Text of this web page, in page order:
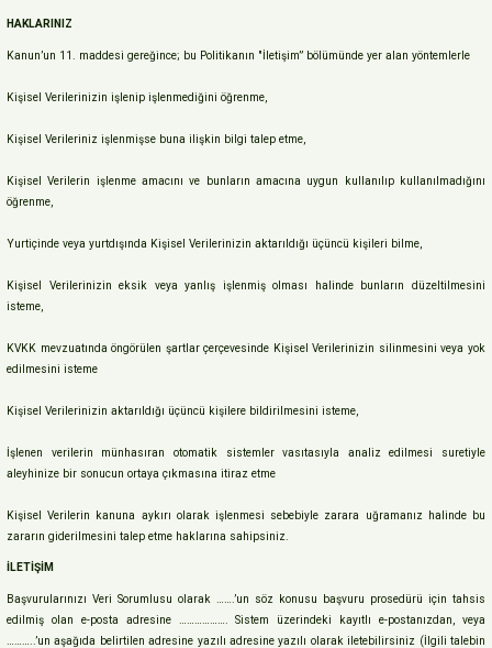
HAKLARINIZ
Kanun’un 11. maddesi gereğince; bu Politikanın "İletişim” bölümünde yer alan yöntemlerle
Kişisel Verilerinizin işlenip işlenmediğini öğrenme,
Kişisel Verileriniz işlenmişse buna ilişkin bilgi talep etme,
Kişisel Verilerin işlenme amacını ve bunların amacına uygun kullanılıp kullanılmadığını
öğrenme,
Yurtiçinde veya yurtdışında Kişisel Verilerinizin aktarıldığı üçüncü kişileri bilme,
Kişisel Verilerinizin eksik veya yanlış işlenmiş olması halinde bunların düzeltilmesini
isteme,
KVKK mevzuatında öngörülen şartlar çerçevesinde Kişisel Verilerinizin silinmesini veya yok
edilmesini isteme
Kişisel Verilerinizin aktarıldığı üçüncü kişilere bildirilmesini isteme,
İşlenen verilerin münhasıran otomatik sistemler vasıtasıyla analiz edilmesi suretiyle
aleyhinize bir sonucun ortaya çıkmasına itiraz etme
Kişisel Verilerin kanuna aykırı olarak işlenmesi sebebiyle zarara uğramanız halinde bu
zararın giderilmesini talep etme haklarına sahipsiniz.
İLETİŞİM
Başvurularınızı Veri Sorumlusu olarak …….’un söz konusu başvuru prosedürü için tahsis
edilmiş olan e-posta adresine ………………. Sistem üzerindeki kayıtlı e-postanızdan, veya
………..’un aşağıda belirtilen adresine yazılı adresine yazılı olarak iletebilirsiniz (İlgili talebin